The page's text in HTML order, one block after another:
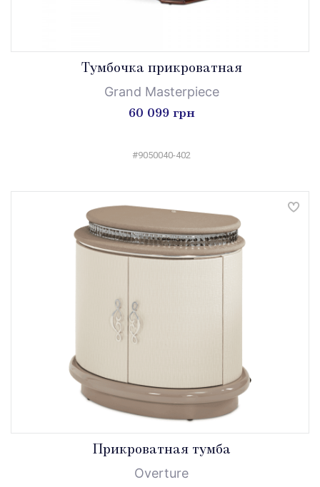
Тумбочка прикроватная
Grand Masterpiece
60 099 грн
#9050040-402
Прикроватная тумба
Overture